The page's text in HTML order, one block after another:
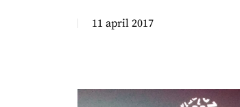
11 april 2017